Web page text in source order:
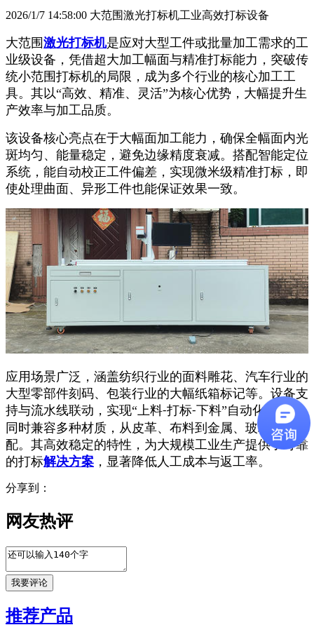
2026/1/7 14:58:00 大范围激光打标机工业高效打标设备
大范围激光打标机是应对大型工件或批量加工需求的工
业级设备，凭借超大加工幅面与精准打标能力，突破传
统小范围打标机的局限，成为多个行业的核心加工工
具。其以“高效、精准、灵活”为核心优势，大幅提升生
产效率与加工品质。
该设备核心亮点在于大幅面加工能力，确保全幅面内光
斑均匀、能量稳定，避免边缘精度衰减。搭配智能定位
系统，能自动校正工件偏差，实现微米级精准打标，即
使处理曲面、异形工件也能保证效果一致。
应用场景广泛，涵盖纺织行业的面料雕花、汽车行业的
大型零部件刻码、包装行业的大幅纸箱标记等。设备支
持与流水线联动，实现“上料-打标-下料”自动化作业，
同时兼容多种材质，从皮革、布料到金属、玻璃均能适
配。其高效稳定的特性，为大规模工业生产提供了可靠
的打标解决方案 ，显著降低人工成本与返工率。
分享到：
网友热评
推荐产品